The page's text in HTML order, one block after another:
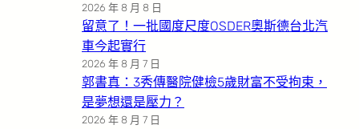
2026 年 8 月 8 日
留意了！一批國度尺度OSDER奧斯德台北汽
車今起實行
2026 年 8 月 7 日
郭書真：3秀傳醫院健檢5歲財富不受拘束，
是夢想還是壓力？
2026 年 8 月 7 日